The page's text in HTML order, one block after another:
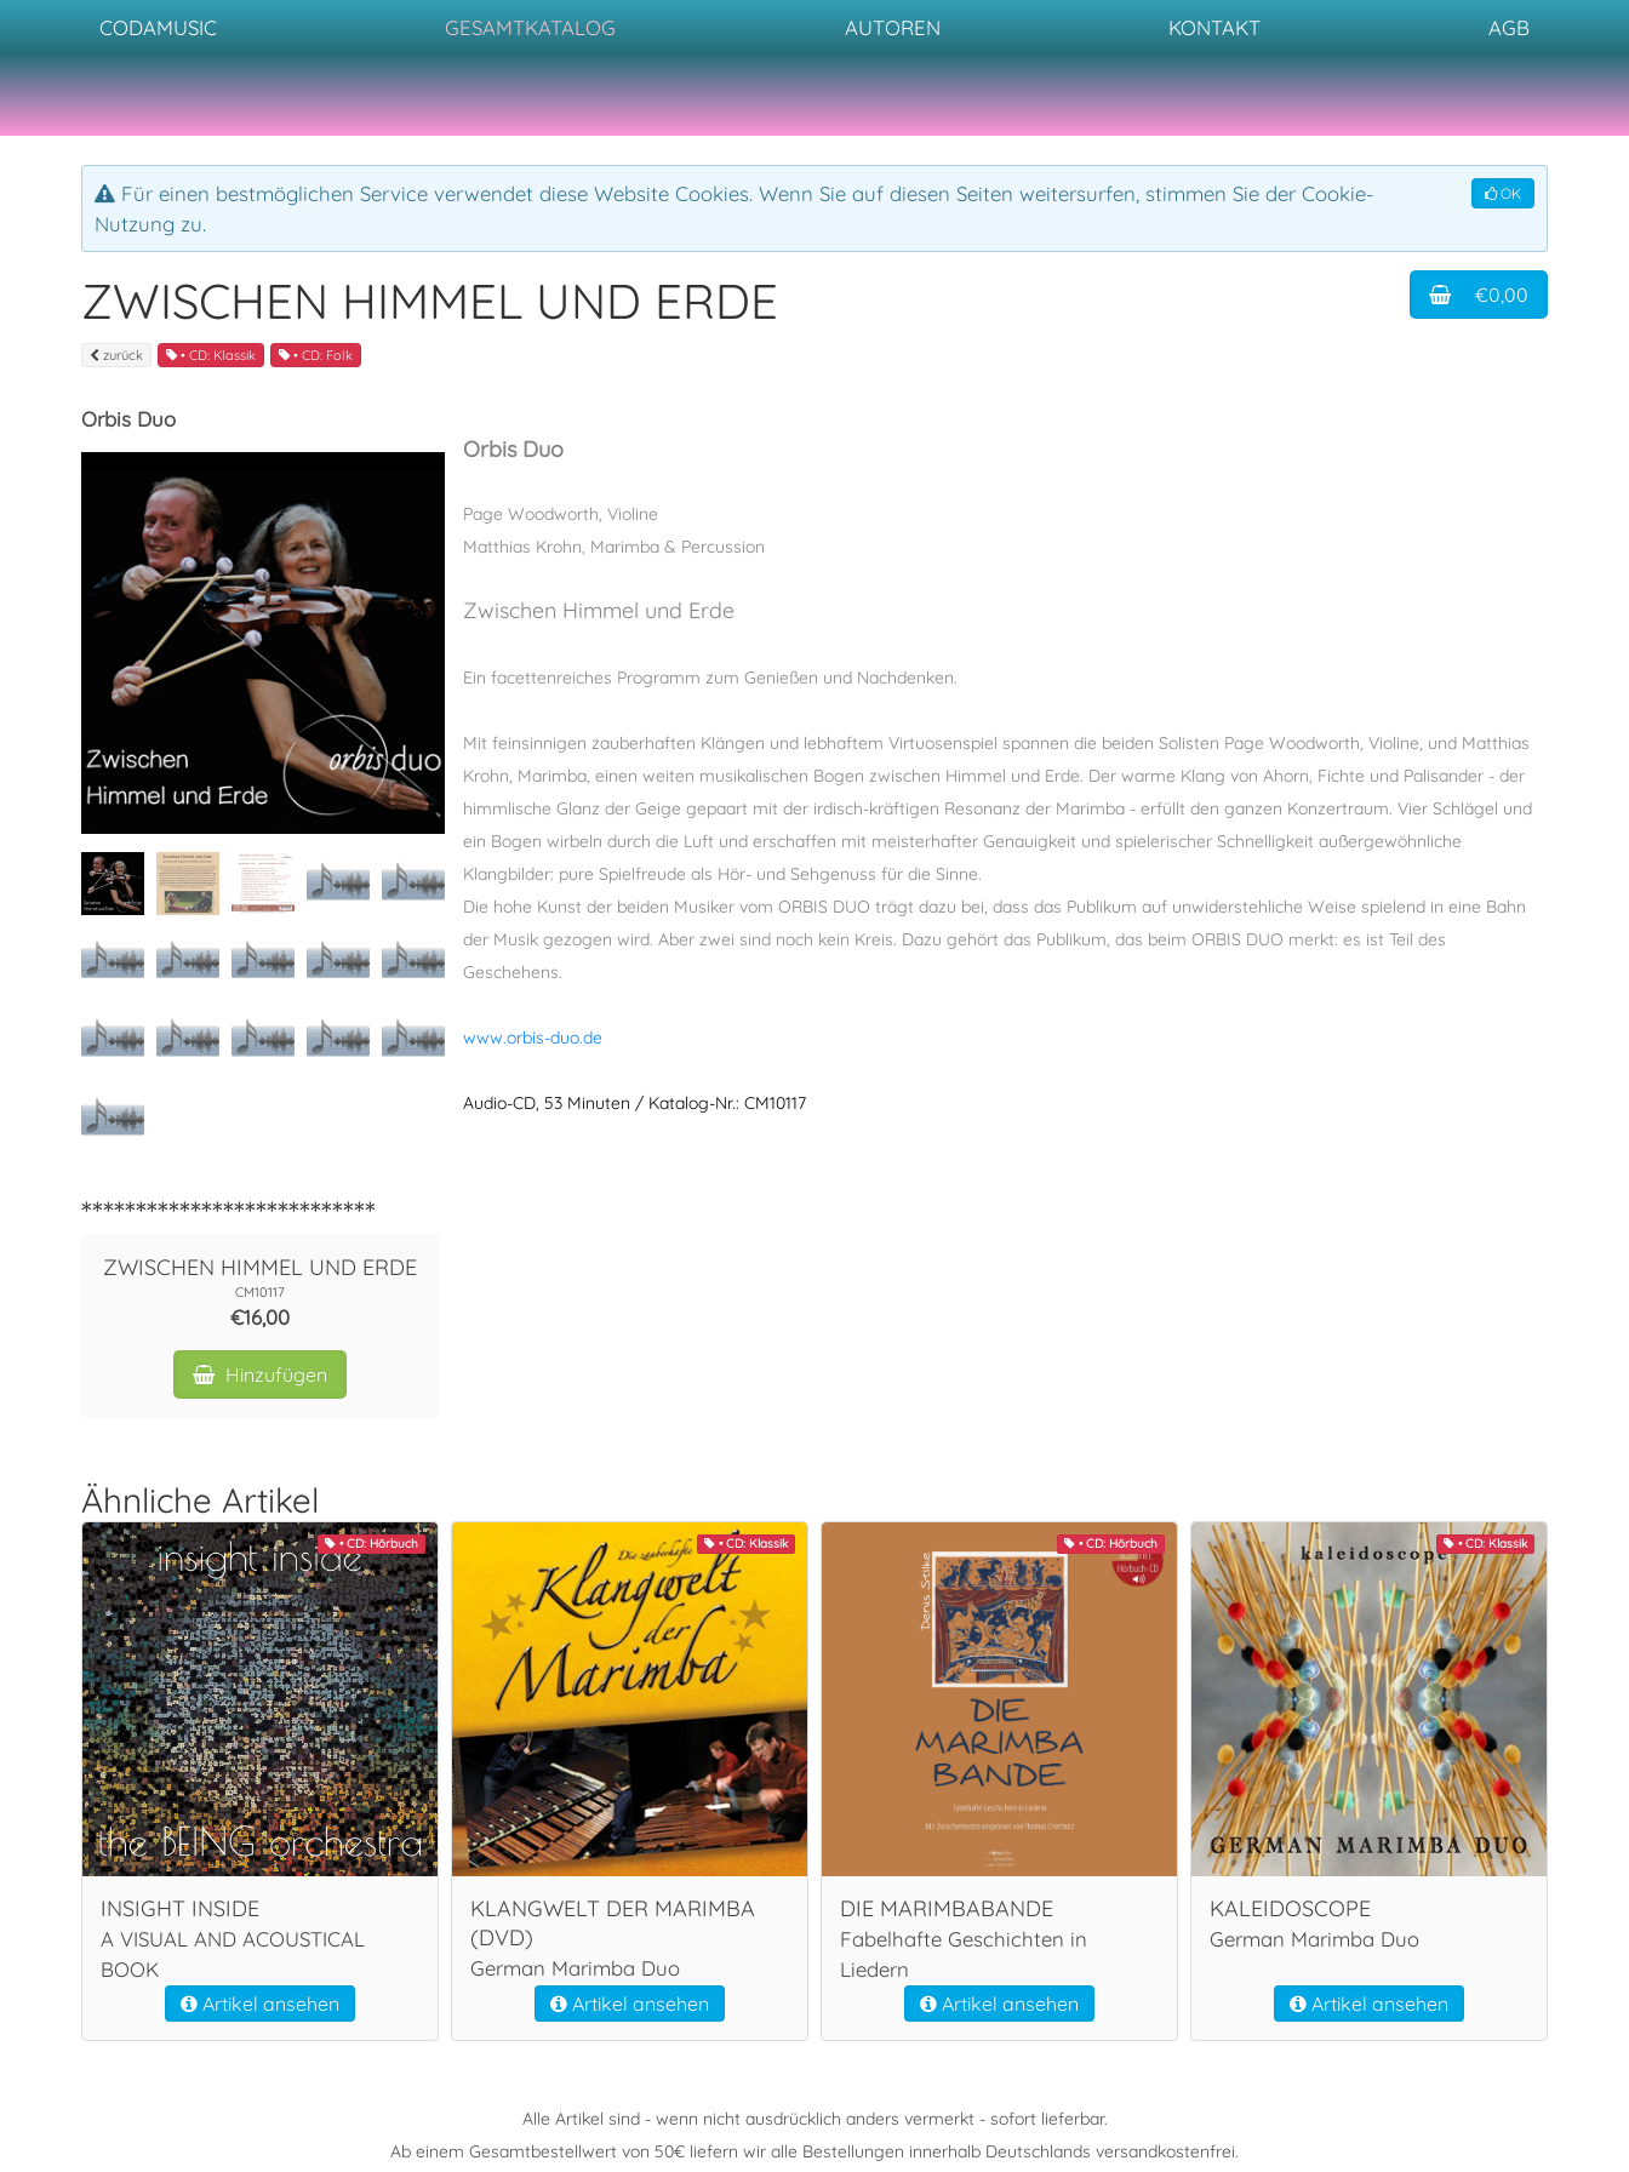
CODAMUSIC GESAMTKATALOG AUTOREN KONTAKT AGB
OK
Für einen bestmöglichen Service verwendet diese Website Cookies. Wenn Sie auf diesen Seiten weitersurfen, stimmen Sie der Cookie-
Nutzung zu.
€0,00
ZWISCHEN HIMMEL UND ERDE
zurück • CD: Klassik • CD: Folk
Orbis Duo
Orbis Duo
Page Woodworth, Violine
Matthias Krohn, Marimba & Percussion
Zwischen Himmel und Erde
Ein facettenreiches Programm zum Genießen und Nachdenken.
Mit feinsinnigen zauberhaften Klängen und lebhaftem Virtuosenspiel spannen die beiden Solisten Page Woodworth, Violine, und Matthias
Krohn, Marimba, einen weiten musikalischen Bogen zwischen Himmel und Erde. Der warme Klang von Ahorn, Fichte und Palisander - der
himmlische Glanz der Geige gepaart mit der irdisch-kräftigen Resonanz der Marimba - erfüllt den ganzen Konzertraum. Vier Schlägel und
ein Bogen wirbeln durch die Luft und erschaffen mit meisterhafter Genauigkeit und spielerischer Schnelligkeit außergewöhnliche
Klangbilder: pure Spielfreude als Hör- und Sehgenuss für die Sinne.
Die hohe Kunst der beiden Musiker vom ORBIS DUO trägt dazu bei, dass das Publikum auf unwiderstehliche Weise spielend in eine Bahn
der Musik gezogen wird. Aber zwei sind noch kein Kreis. Dazu gehört das Publikum, das beim ORBIS DUO merkt: es ist Teil des
Geschehens.
www.orbis-duo.de
Audio-CD, 53 Minuten / Katalog-Nr.: CM10117
***************************
ZWISCHEN HIMMEL UND ERDE
CM10117
€16,00
Hinzufügen
Ähnliche Artikel
• CD: Hörbuch
INSIGHT INSIDE
A VISUAL AND ACOUSTICAL
BOOK
Artikel ansehen
• CD: Klassik
KLANGWELT DER MARIMBA
(DVD)
German Marimba Duo
Artikel ansehen
• CD: Hörbuch
DIE MARIMBABANDE
Fabelhafte Geschichten in
Liedern
Artikel ansehen
• CD: Klassik
KALEIDOSCOPE
German Marimba Duo
Artikel ansehen
Alle Artikel sind - wenn nicht ausdrücklich anders vermerkt - sofort lieferbar.
Ab einem Gesamtbestellwert von 50€ liefern wir alle Bestellungen innerhalb Deutschlands versandkostenfrei.